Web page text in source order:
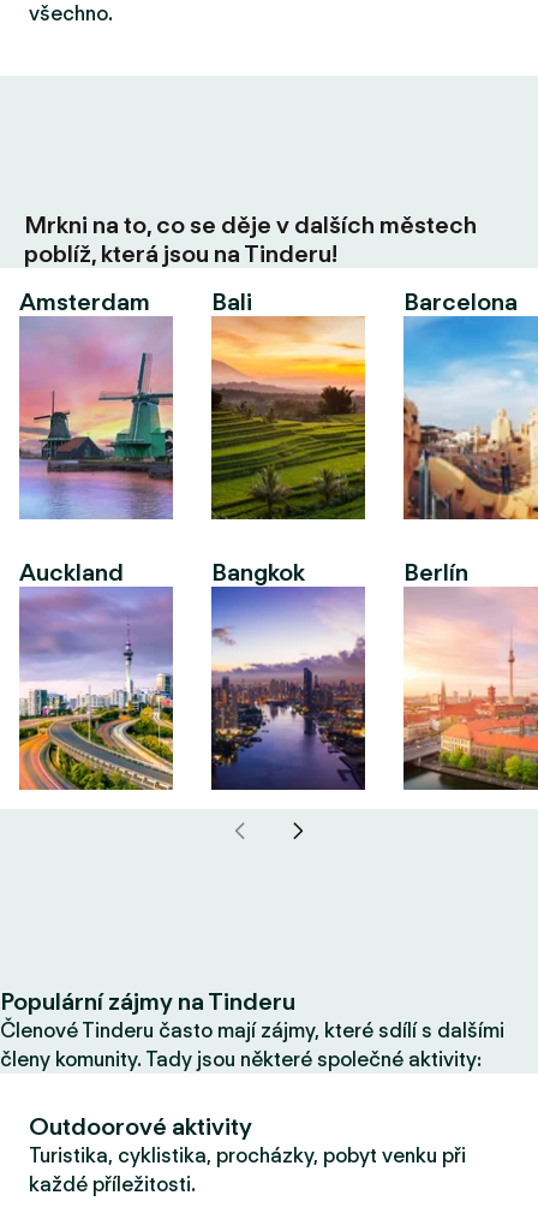
všechno.
Mrkni na to, co se děje v dalších městech
poblíž, která jsou na Tinderu!
Amsterdam
Auckland
Bali
Bangkok
Barcelona
Berlín
Populární zájmy na Tinderu
Členové Tinderu často mají zájmy, které sdílí s dalšími
členy komunity. Tady jsou některé společné aktivity:
Outdoorové aktivity
Turistika, cyklistika, procházky, pobyt venku při
každé příležitosti.